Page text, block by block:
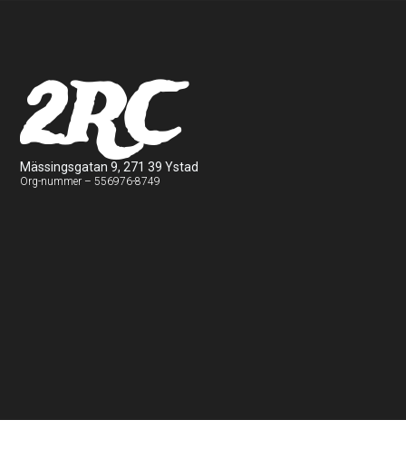
2RC
Mässingsgatan 9, 271 39 Ystad
Org-nummer – 556976-8749